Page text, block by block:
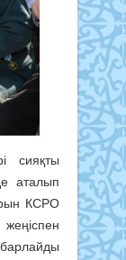
сияқты
аталып
КСРО